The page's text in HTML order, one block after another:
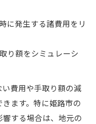
に発生する諸費用をリ
り額をシミュレーシ
費用や手取り額の減
ます。特に姫路市の
する場合は、地元の